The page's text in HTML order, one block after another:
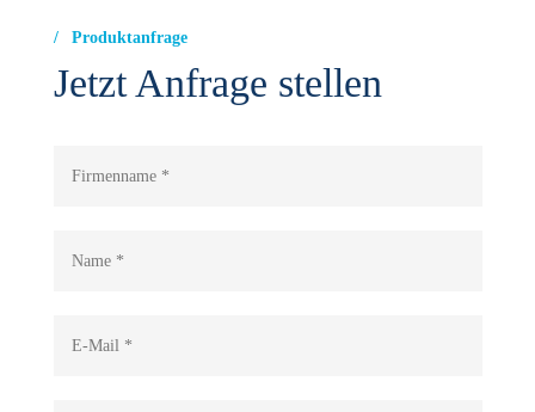
Produktanfrage
Jetzt Anfrage stellen